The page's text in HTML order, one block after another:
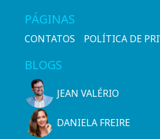
PÁGINAS
CONTATOS POLÍTICA DE
BLOGS
JEAN VALÉRIO
DANIELA FREIRE